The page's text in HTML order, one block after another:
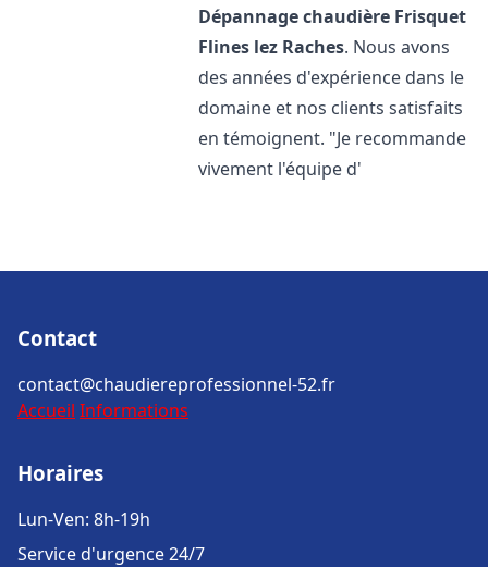
Dépannage chaudière Frisquet
Flines lez Raches. Nous avons
des années d'expérience dans le
domaine et nos clients satisfaits
en témoignent. "Je recommande
vivement l'équipe d'
Contact
contact@chaudiereprofessionnel-52.fr
Accueil Informations
Horaires
Lun-Ven: 8h-19h
Service d'urgence 24/7